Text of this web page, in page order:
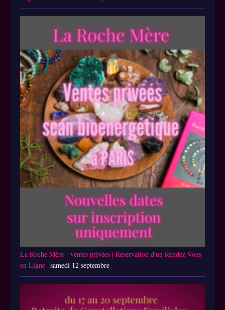
La Roche Mère - ventes privées | Réservation d'un Rendez-Vous
en Ligne samedi 12 septembre